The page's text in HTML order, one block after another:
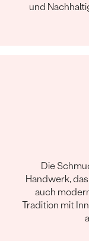
und
Die
Handwerk,
auch
Tradition mit